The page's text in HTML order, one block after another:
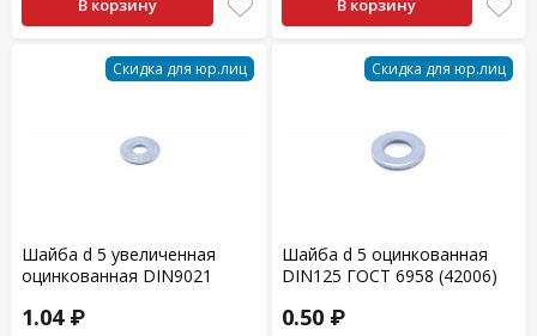
В корзину В корзину
Скидка для юр.лиц
Шайба d 5 увеличенная
оцинкованная DIN9021
1.04 ₽
Скидка для юр.лиц
Шайба d 5 оцинкованная
DIN125 ГОСТ 6958 (42006)
0.50 ₽